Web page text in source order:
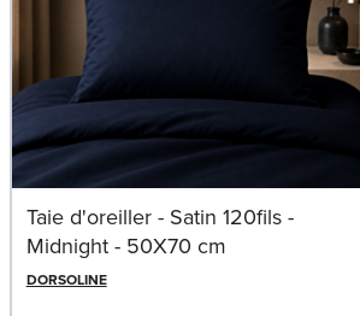
Taie d'oreiller - Satin 120fils -
Midnight - 50X70 cm
DORSOLINE